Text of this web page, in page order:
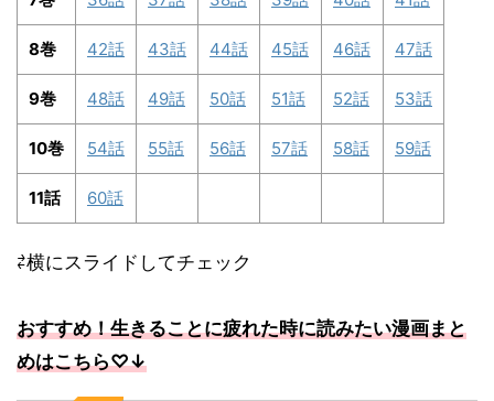
8巻 42話 43話 44話 45話 46話 47話
9巻 48話 49話 50話 51話 52話 53話
10巻 54話 55話 56話 57話 58話 59話
11話 60話
⇄横にスライドしてチェック
おすすめ！生きることに疲れた時に読みたい漫画まと
めはこちら♡↓